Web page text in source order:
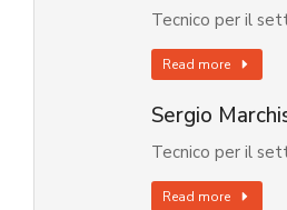
Tecnico per il
Read more
Sergio
Tecnico per il
Read more